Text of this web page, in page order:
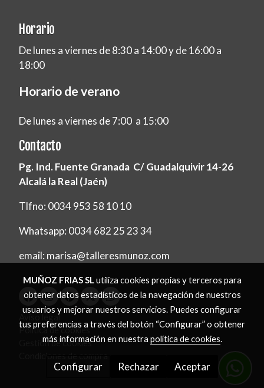
Horario
De lunes a viernes de 8:30 a 14:00 y de 16:00 a
18:00
Horario de verano
De lunes a viernes de 7:00 a 15:00
Contacto
Pg. Ind. Fuente Granada C/ Guadalquivir 14-26
Alcalá la Real (Jaén)
Tlfno: 0034 953 58 10 10
Whatsapp: 0034 682 25 23 34
email: marisa@talleresmunoz.com
Aviso legal
Política de cookies
Gestión de cookies
MUÑOZ FRIAS SLutiliza cookies propias y terceros para
obtener datos estadísticos de la navegación de nuestros
usuarios y mejorar nuestros servicios. Puedes configurar
tus preferencias a través del botón “Configurar” o obtener
más información en nuestra política de cookies.
Configurar Rechazar Aceptar